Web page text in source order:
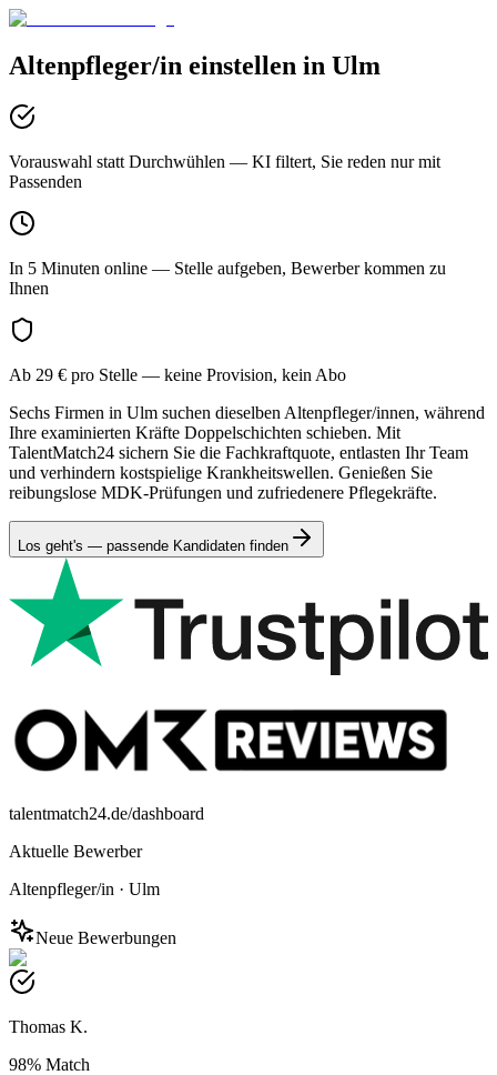
Altenpfleger/in einstellen in Ulm
Vorauswahl statt Durchwühlen — KI filtert, Sie reden nur mit
Passenden
In 5 Minuten online — Stelle aufgeben, Bewerber kommen zu
Ihnen
Ab 29 € pro Stelle — keine Provision, kein Abo
Sechs Firmen in Ulm suchen dieselben Altenpfleger/innen, während
Ihre examinierten Kräfte Doppelschichten schieben. Mit
TalentMatch24 sichern Sie die Fachkraftquote, entlasten Ihr Team
und verhindern kostspielige Krankheitswellen. Genießen Sie
reibungslose MDK-Prüfungen und zufriedenere Pflegekräfte.
Los geht's — passende Kandidaten finden
talentmatch24.de/dashboard
Aktuelle Bewerber
Altenpfleger/in · Ulm
Neue Bewerbungen
Thomas K.
98% Match